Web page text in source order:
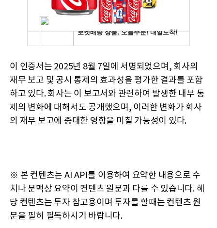
이 인증서는 2025년 8월 7일에 서명되었으며, 회사의
재무 보고 및 공시 통제의 효과성을 평가한 결과를 포함
하고 있다. 회사는 이 보고서와 관련하여 발생한 내부 통
제의 변화에 대해서도 공개했으며, 이러한 변화가 회사
의 재무 보고에 중대한 영향을 미칠 가능성이 있다.
※ 본 컨텐츠는 AI API를 이용하여 요약한 내용으로 수
치나 문맥상 요약이 컨텐츠 원문과 다를 수 있습니다. 해
당 컨텐츠는 투자 참고용이며 투자를 할때는 컨텐츠 원
문을 필히 필독하시기 바랍니다.